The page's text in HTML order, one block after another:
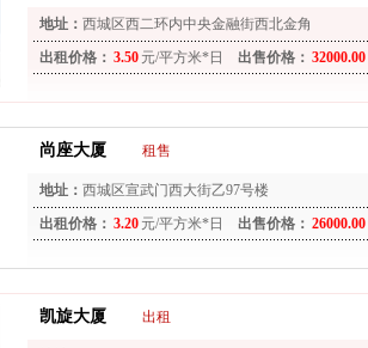
地址： 西城区西二环内中央金融街西北金角
出租价格： 3.50 元/平方米*日 出售价格： 32000.00
尚座大厦 租售
地址： 西城区宣武门西大街乙97号楼
出租价格： 3.20 元/平方米*日 出售价格： 26000.00
凯旋大厦 出租